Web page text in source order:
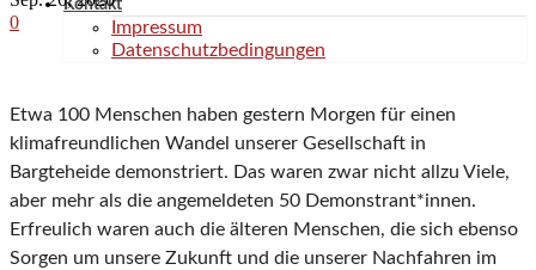
Kontakt
Impressum
Datenschutzbedingungen
0
Etwa 100 Menschen haben gestern Morgen für einen
klimafreundlichen Wandel unserer Gesellschaft in
Bargteheide demonstriert. Das waren zwar nicht allzu Viele,
aber mehr als die angemeldeten 50 Demonstrant*innen.
Erfreulich waren auch die älteren Menschen, die sich ebenso
Sorgen um unsere Zukunft und die unserer Nachfahren im